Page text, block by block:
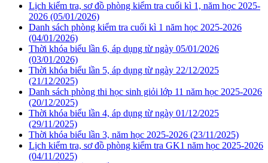
Lịch kiểm tra, sơ đồ phòng kiểm tra cuối kì 1, năm học 2025-
2026 (05/01/2026)
Danh sách phòng kiểm tra cuối kì 1 năm học 2025-2026
(04/01/2026)
Thời khóa biểu lần 6, áp dụng từ ngày 05/01/2026
(03/01/2026)
Thời khóa biểu lần 5, áp dụng từ ngày 22/12/2025
(21/12/2025)
Danh sách phòng thi học sinh giỏi lớp 11 năm học 2025-2026
(20/12/2025)
Thời khóa biểu lần 4, áp dụng từ ngày 01/12/2025
(29/11/2025)
Thời khóa biểu lần 3, năm học 2025-2026 (23/11/2025)
Lịch kiểm tra, sơ đồ phòng kiểm tra GK1 năm học 2025-2026
(04/11/2025)